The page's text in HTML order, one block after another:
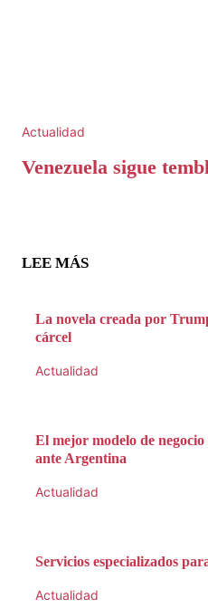
Actualidad
Venezuela sigue
LEE MÁS
La novela creada por
cárcel
Actualidad
El mejor modelo de
ante Argentina
Actualidad
Servicios especializados
Actualidad